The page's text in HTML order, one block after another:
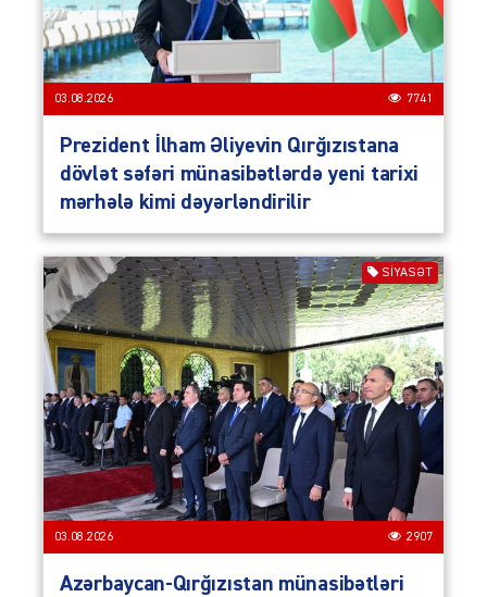
03.08.2026 7741
Prezident İlham Əliyevin Qırğızıstana
dövlət səfəri münasibətlərdə yeni tarixi
mərhələ kimi dəyərləndirilir
SIYASƏT
03.08.2026 2907
Azərbaycan-Qırğızıstan münasibətləri